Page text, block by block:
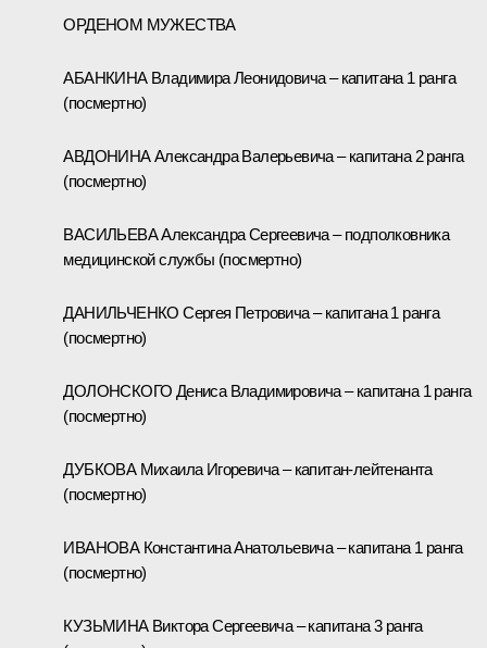
ОРДЕНОМ МУЖЕСТВА
АБАНКИНА Владимира Леонидовича – капитана 1 ранга
(посмертно)
АВДОНИНА Александра Валерьевича – капитана 2 ранга
(посмертно)
ВАСИЛЬЕВА Александра Сергеевича – подполковника
медицинской службы (посмертно)
ДАНИЛЬЧЕНКО Сергея Петровича – капитана 1 ранга
(посмертно)
ДОЛОНСКОГО Дениса Владимировича – капитана 1 ранга
(посмертно)
ДУБКОВА Михаила Игоревича – капитан‑лейтенанта
(посмертно)
ИВАНОВА Константина Анатольевича – капитана 1 ранга
(посмертно)
КУЗЬМИНА Виктора Сергеевича – капитана 3 ранга